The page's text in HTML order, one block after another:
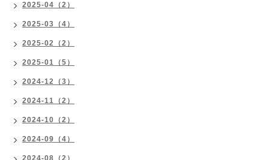
2025-04（2）
2025-03（4）
2025-02（2）
2025-01（5）
2024-12（3）
2024-11（2）
2024-10（2）
2024-09（4）
2024-08（2）